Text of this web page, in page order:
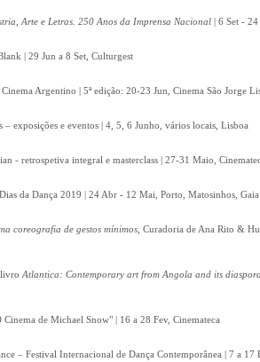
Arte e Letras. 250 Anos da Imprensa Nacional | 6 Set -
| 29 Jun a 8 Set, Culturgest
Argentino | 5ª edição: 20-23 Jun, Cinema São Jorge
– exposições e eventos | 4, 5, 6 Junho, vários locais, Lisboa
- retrospetiva integral e masterclass | 27-31 Maio,
da Dança 2019 | 24 Abr - 12 Mai, Porto, Matosinhos, Gaia
coreografia de gestos mínimos , Curadoria de Ana Rito &
Atlantica: Contemporary art from Angola and its
Cinema de Michael Snow" | 16 a 28 Fev, Cinemateca
– Festival Internacional de Dança Contemporânea | 7 a 17